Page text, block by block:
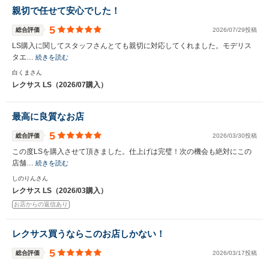
親切で任せて安心でした！
総合評価 5 2026/07/29投稿
LS購入に関してスタッフさんとても親切に対応してくれました。モデリス
タエ… 続きを読む
白くまさん
レクサス LS（2026/07購入）
最高に良質なお店
総合評価 5 2026/03/30投稿
この度LSを購入させて頂きました。仕上げは完璧！次の機会も絶対にこの
店舗… 続きを読む
しのりんさん
レクサス LS（2026/03購入）
お店からの返信あり
レクサス買うならこのお店しかない！
総合評価 5 2026/03/17投稿